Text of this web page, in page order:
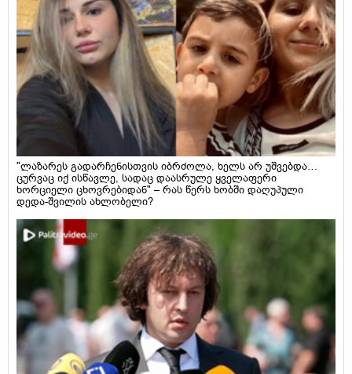
"ლაზარეს გადარჩენისთვის იბრძოლა, ხელს არ უშვებდა…
ცურვაც იქ ისწავლე, სადაც დაასრულე ყველაფერი
ხორციელი ცხოვრებიდან" – რას წერს ხობში დაღუპული
დედა-შვილის ახლობელი?